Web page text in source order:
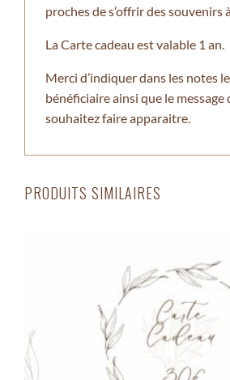
proches de s’offrir des souvenirs
La Carte cadeau est valable 1 an.
Merci d’indiquer dans les notes
bénéficiaire ainsi que le message
souhaitez faire apparaitre.
PRODUITS SIMILAIRES